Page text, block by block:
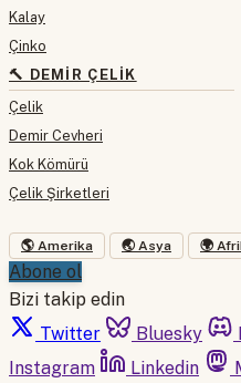
Kalay
Çinko
🔨 DEMIR ÇELIK
Çelik
Demir Cevheri
Kok Kömürü
Çelik Şirketleri
🌎 Amerika 🌏 Asya 🌍
Abone ol
Bizi takip edin
Twitter
Bluesky
Instagram
Linkedin